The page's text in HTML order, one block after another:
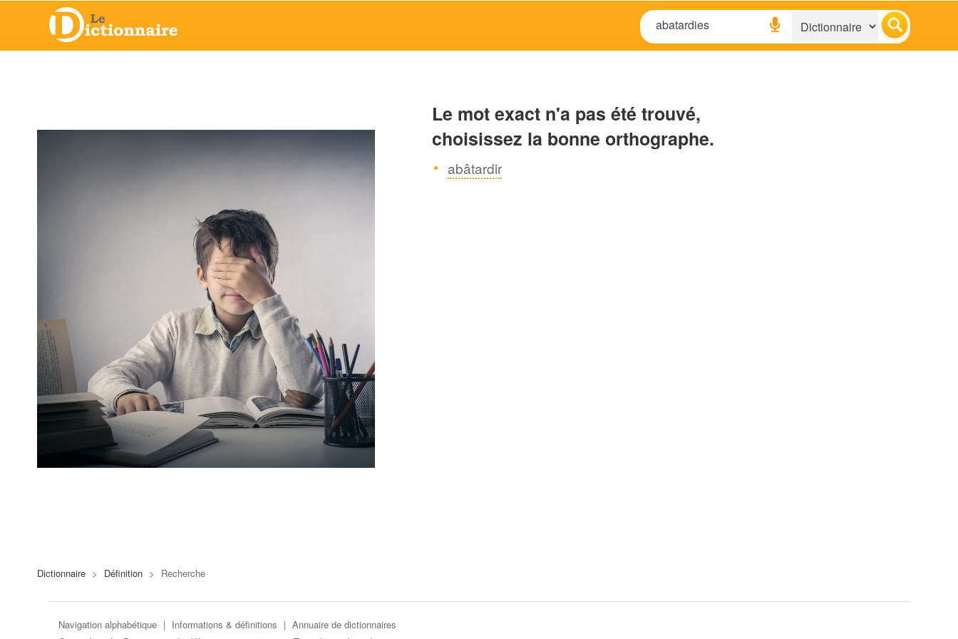
Le mot exact n'a pas été trouvé,
choisissez la bonne orthographe.
abâtardir
Dictionnaire > Définition > Recherche
Navigation alphabétique | Informations & définitions | Annuaire de dictionnaires